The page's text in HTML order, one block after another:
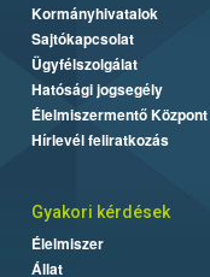
Kormányhivatalok
Sajtókapcsolat
Ügyfélszolgálat
Hatósági jogsegély
Élelmiszermentő Központ
Hírlevél feliratkozás
Gyakori kérdések
Élelmiszer
Állat